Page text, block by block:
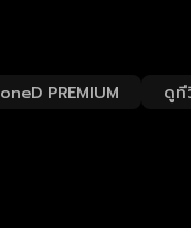
oneD PREMIUM ดูที